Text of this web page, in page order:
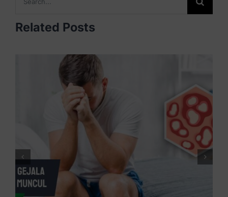
for:
Related Posts